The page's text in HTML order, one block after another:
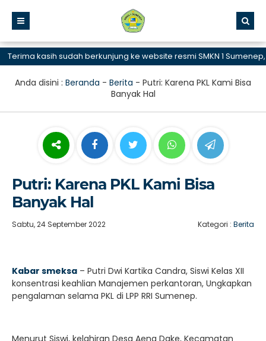
kasih sudah berkunjung ke website resmi SMKN 1 Sumenep,
Anda disini : Beranda - Berita - Putri: Karena PKL Kami Bisa
Banyak Hal
Putri: Karena PKL Kami Bisa
Banyak Hal
Sabtu, 24 September 2022 Kategori : Berita
Kabar smeksa – Putri Dwi Kartika Candra, Siswi Kelas XII
konsentrasi keahlian Manajemen perkantoran, Ungkapkan
pengalaman selama PKL di LPP RRI Sumenep.
Menurut Siswi, kelahiran Desa Aeng Dake, Kecamatan